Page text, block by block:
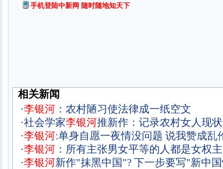
手机登陆中新网 随时随地知天下
相关新闻
·李银河 ：农村陋习使法律成一纸空文
·社会学家李银河推新作：记录农村女人现状
·李银河:单身自愿一夜情没问题 说我赞成乱
·李银河 ：所有主张男女平等的人都是女权
·李银河新作"抹黑中国"? 下一步要写"新中